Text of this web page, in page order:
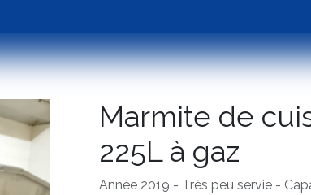
Marmite de
225L à gaz
Année 2019 - Très peu servie -